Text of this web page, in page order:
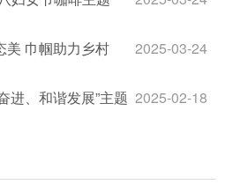
美 巾帼助力乡村
2025-03-24
进、和谐发展”主题 2025-02-18